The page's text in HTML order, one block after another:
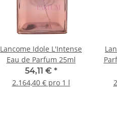
Lancome Idole L'Intense
Eau de Parfum 25ml
54,11 € *
2.164,40 € pro 1 l